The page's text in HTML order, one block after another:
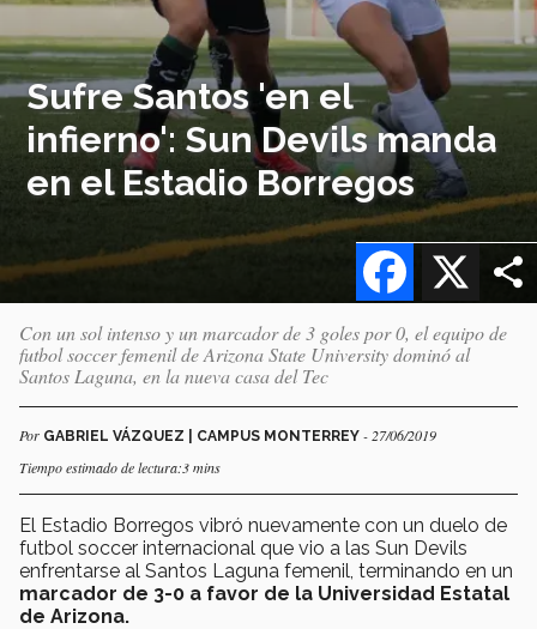
Sufre Santos 'en el
infierno': Sun Devils manda
en el Estadio Borregos
X
Facebook
Con un sol intenso y un marcador de 3 goles por 0, el equipo de
futbol soccer femenil de Arizona State University dominó al
Santos Laguna, en la nueva casa del Tec
Por GABRIEL VÁZQUEZ | CAMPUS MONTERREY - 27/06/2019
Tiempo estimado de lectura:3 mins
El Estadio Borregos vibró nuevamente con un duelo de
futbol soccer internacional que vio a las Sun Devils
enfrentarse al Santos Laguna femenil, terminando en un
marcador de 3-0 a favor de la Universidad Estatal
de Arizona.